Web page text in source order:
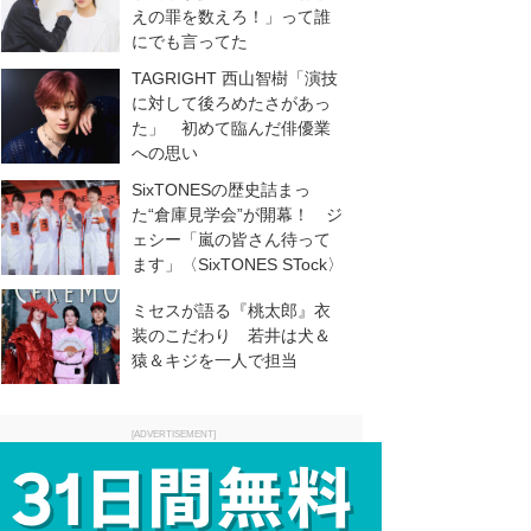
えの罪を数えろ！」って誰
にでも言ってた
TAGRIGHT 西山智樹「演技
に対して後ろめたさがあっ
た」 初めて臨んだ俳優業
への思い
SixTONESの歴史詰まっ
た“倉庫見学会”が開幕！ ジ
ェシー「嵐の皆さん待って
ます」〈SixTONES STock〉
ミセスが語る『桃太郎』衣
装のこだわり 若井は犬＆
猿＆キジを一人で担当
[ADVERTISEMENT]